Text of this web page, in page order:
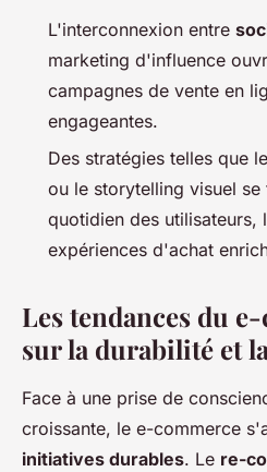
L'interconnexion entre
marketing d'influence
campagnes de vente en
engageantes.
Des stratégies telles que
ou le storytelling visuel
quotidien des utilisateurs,
expériences d'achat
Les tendances du
sur la durabilité et
Face à une prise de
croissante, le e-commerce
initiatives durables. Le re-